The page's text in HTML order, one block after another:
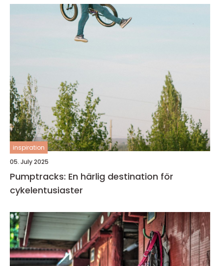
inspiration
05. July 2025
Pumptracks: En härlig destination för
cykelentusiaster